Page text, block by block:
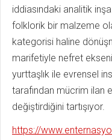
iddiasındaki analitik
folklorik bir malzeme
kategorisi haline
marifetiyle nefret
yurttaşlık ile evrensel
tarafından mücrim ilan
değiştirdiğini tartışıyor.
https://